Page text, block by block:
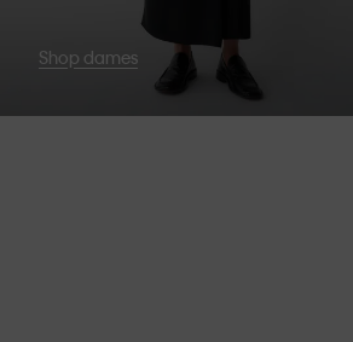
Shop dames